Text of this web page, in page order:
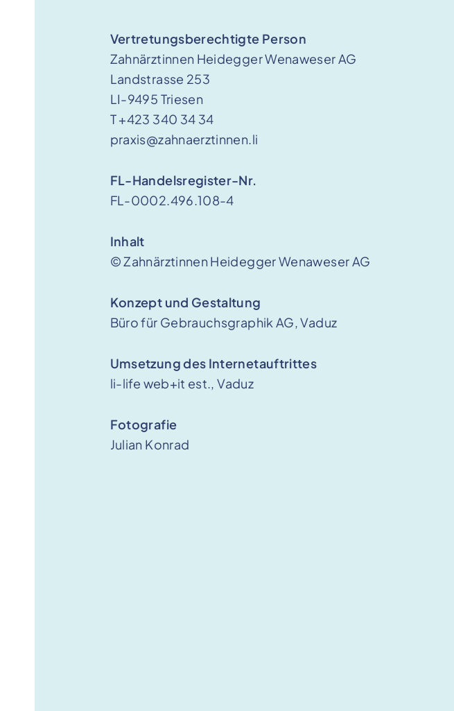
Vertretungsberechtigte Person
Zahnärztinnen Heidegger Wenaweser AG
Landstrasse 253
LI-9495 Triesen
T +423 340 34 34
praxis@zahnaerztinnen.li
FL-Handelsregister-Nr.
FL-0002.496.108-4
Inhalt
© Zahnärztinnen Heidegger Wenaweser AG
Konzept und Gestaltung
Büro für Gebrauchsgraphik AG, Vaduz
Umsetzung des Internetauftrittes
li-life web+it est., Vaduz
Fotografie
Julian Konrad